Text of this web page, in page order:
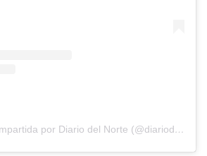
Una publicación compartida por Diario del Norte (@diariodelnorte)